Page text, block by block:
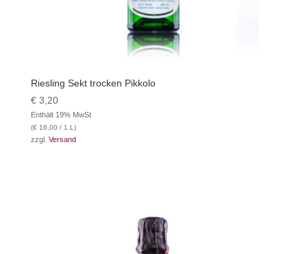
Riesling Sekt trocken Pikkolo
€3,20
Enthält 19% MwSt
(€16,00 / 1 L)
zzgl. Versand